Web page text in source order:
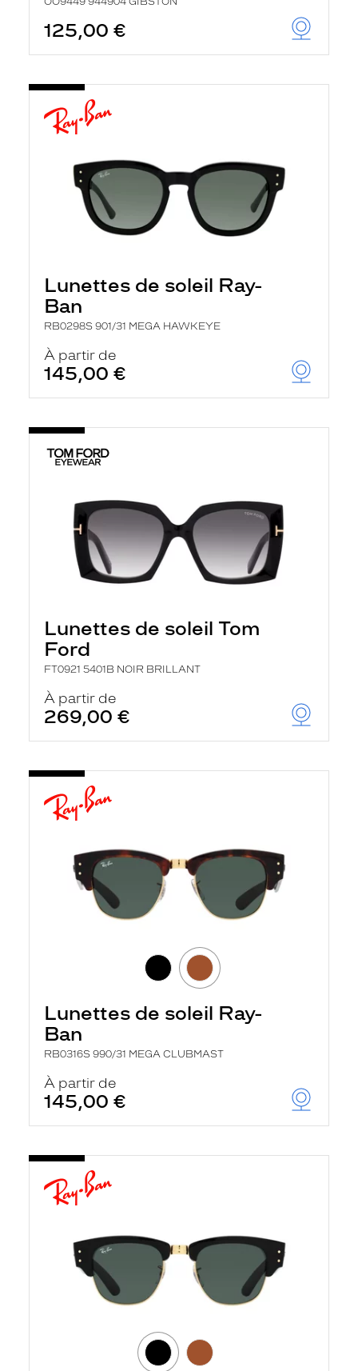
125,00 €
Lunettes de soleil Ray-
Ban
RB0298S 901/31 MEGA HAWKEYE
À partir de
145,00 €
Lunettes de soleil Tom
Ford
FT0921 5401B NOIR BRILLANT
À partir de
269,00 €
Lunettes de soleil Ray-
Ban
RB0316S 990/31 MEGA CLUBMAST
À partir de
145,00 €